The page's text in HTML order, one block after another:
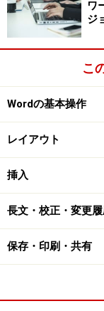
4.［余白］タブ
5.［余白］の
「10mm」にし
6.［OK］ボタン
［余白］で［上
「10mm」にし
ワ
ジ
こ
Wordの基本操作
レイアウト
挿入
長文・校正・変更
保存・印刷・共有